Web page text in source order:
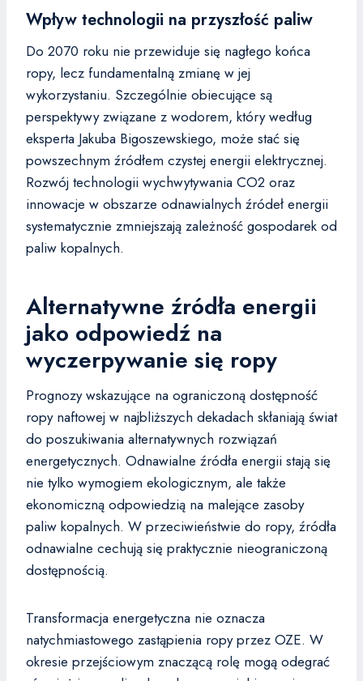
Wpływ technologii na przyszłość paliw
Do 2070 roku nie przewiduje się nagłego końca
ropy, lecz fundamentalną zmianę w jej
wykorzystaniu. Szczególnie obiecujące są
perspektywy związane z wodorem, który według
eksperta Jakuba Bigoszewskiego, może stać się
powszechnym źródłem czystej energii elektrycznej.
Rozwój technologii wychwytywania CO2 oraz
innowacje w obszarze odnawialnych źródeł energii
systematycznie zmniejszają zależność gospodarek od
paliw kopalnych.
Alternatywne źródła energii
jako odpowiedź na
wyczerpywanie się ropy
Prognozy wskazujące na ograniczoną dostępność
ropy naftowej w najbliższych dekadach skłaniają świat
do poszukiwania alternatywnych rozwiązań
energetycznych. Odnawialne źródła energii stają się
nie tylko wymogiem ekologicznym, ale także
ekonomiczną odpowiedzią na malejące zasoby
paliw kopalnych. W przeciwieństwie do ropy, źródła
odnawialne cechują się praktycznie nieograniczoną
dostępnością.
Transformacja energetyczna nie oznacza
natychmiastowego zastąpienia ropy przez OZE. W
okresie przejściowym znaczącą rolę mogą odegrać